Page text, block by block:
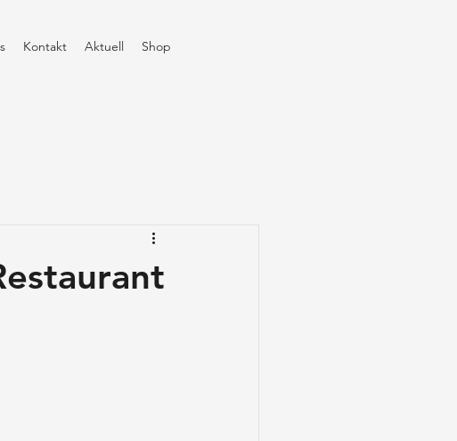
Kontakt Aktuell Shop